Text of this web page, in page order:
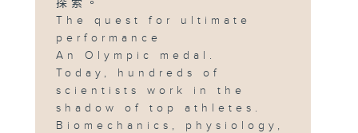
探索。
The quest for ultimate
performance
An Olympic medal.
Today, hundreds of
scientists work in the
shadow of top athletes.
Biomechanics, physiology,